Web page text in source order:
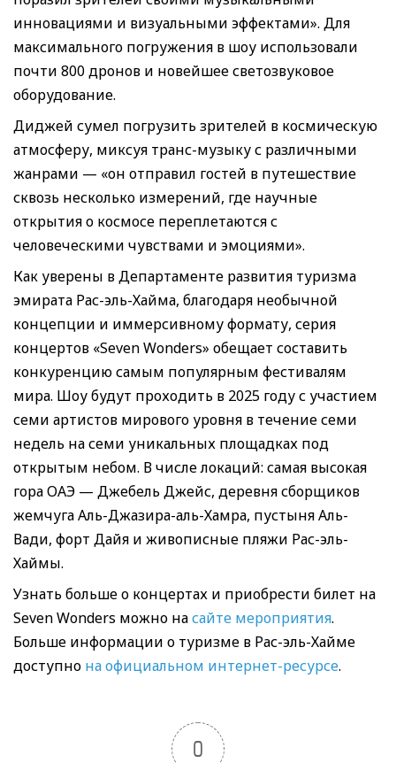
инновациями и визуальными эффектами». Для
максимального погружения в шоу использовали
почти 800 дронов и новейшее светозвуковое
оборудование.
Диджей сумел погрузить зрителей в космическую
атмосферу, миксуя транс-музыку с различными
жанрами — «он отправил гостей в путешествие
сквозь несколько измерений, где научные
открытия о космосе переплетаются с
человеческими чувствами и эмоциями».
Как уверены в Департаменте развития туризма
эмирата Рас-эль-Хайма, благодаря необычной
концепции и иммерсивному формату, серия
концертов «Seven Wonders» обещает составить
конкуренцию самым популярным фестивалям
мира. Шоу будут проходить в 2025 году с участием
семи артистов мирового уровня в течение семи
недель на семи уникальных площадках под
открытым небом. В числе локаций: самая высокая
гора ОАЭ — Джебель Джейс, деревня сборщиков
жемчуга Аль-Джазира-аль-Хамра, пустыня Аль-
Вади, форт Дайя и живописные пляжи Рас-эль-
Хаймы.
Узнать больше о концертах и приобрести билет на
Seven Wonders можно насайте мероприятия.
Больше информации о туризме в Рас-эль-Хайме
доступно на официальном интернет-ресурсе.
0